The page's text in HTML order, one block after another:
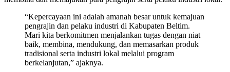
“Kepercayaan ini adalah amanah besar untuk kemajuan
pengrajin dan pelaku industri di Kabupaten Beltim.
Mari kita berkomitmen menjalankan tugas dengan niat
baik, membina, mendukung, dan memasarkan produk
tradisional serta industri lokal melalui program
berkelanjutan,” ajaknya.